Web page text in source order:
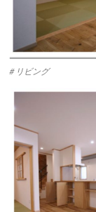
＃リビング